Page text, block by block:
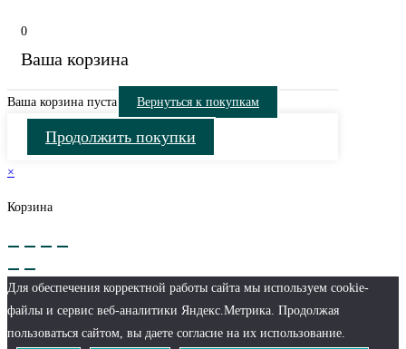
0
Ваша корзина
Ваша корзина пуста Вернуться к покупкам
Продолжить покупки
×
Корзина
Для обеспечения корректной работы сайта мы используем cookie-
файлы и сервис веб-аналитики Яндекс.Метрика. Продолжая
пользоваться сайтом, вы даете согласие на их использование.